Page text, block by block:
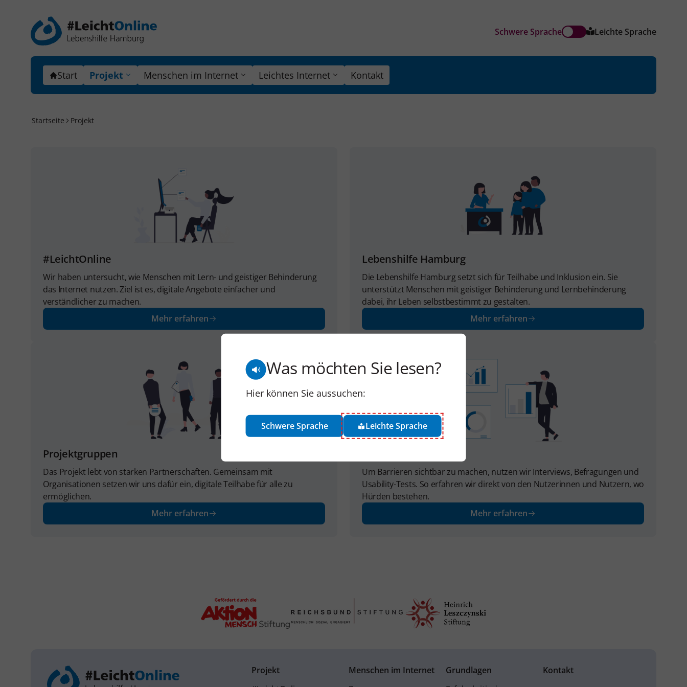
Schwere Sprache Leichte Sprache
Start Projekt Menschen im Internet Leichtes Internet Kontakt
Startseite Projekt
#LeichtOnline
Wir haben untersucht, wie Menschen mit Lern- und geistiger Behinderung
das Internet nutzen. Ziel ist es, digitale Angebote einfacher und
verständlicher zu machen.
Mehr erfahren
Lebenshilfe Hamburg
Die Lebenshilfe Hamburg setzt sich für Teilhabe und Inklusion ein. Sie
unterstützt Menschen mit geistiger Behinderung und Lernbehinderung
dabei, ihr Leben selbstbestimmt zu gestalten.
Mehr erfahren
Projektgruppen
Das Projekt lebt von starken Partnerschaften. Gemeinsam mit
Organisationen setzen wir uns dafür ein, digitale Teilhabe für alle zu
ermöglichen.
Mehr erfahren
Um Barrieren sichtbar zu machen, nutzen wir Interviews, Befragungen und
Usability-Tests. So erfahren wir direkt von den Nutzerinnen und Nutzern, wo
Hürden bestehen.
Mehr erfahren
Projekt
Menschen im Internet
Grundlagen
Kontakt
Was möchten Sie lesen?
Hier können Sie aussuchen:
Schwere Sprache Leichte Sprache